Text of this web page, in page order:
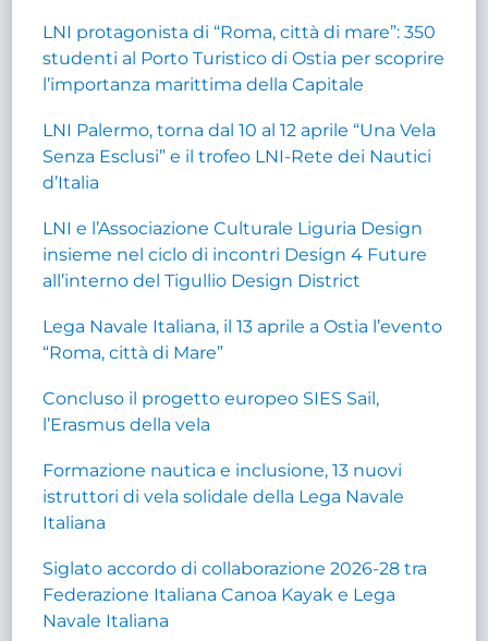
LNI protagonista di “Roma, città di mare”: 350
studenti al Porto Turistico di Ostia per scoprire
l’importanza marittima della Capitale
LNI Palermo, torna dal 10 al 12 aprile “Una Vela
Senza Esclusi” e il trofeo LNI-Rete dei Nautici
d’Italia
LNI e l’Associazione Culturale Liguria Design
insieme nel ciclo di incontri Design 4 Future
all’interno del Tigullio Design District
Lega Navale Italiana, il 13 aprile a Ostia l’evento
“Roma, città di Mare”
Concluso il progetto europeo SIES Sail,
l’Erasmus della vela
Formazione nautica e inclusione, 13 nuovi
istruttori di vela solidale della Lega Navale
Italiana
Siglato accordo di collaborazione 2026-28 tra
Federazione Italiana Canoa Kayak e Lega
Navale Italiana